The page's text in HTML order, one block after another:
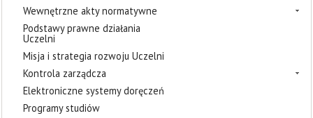
Wewnętrzne akty normatywne
Podstawy prawne działania
Uczelni
Misja i strategia rozwoju Uczelni
Kontrola zarządcza
Elektroniczne systemy doręczeń
Programy studiów